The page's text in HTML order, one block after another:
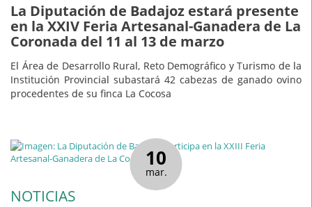
La Diputación de Badajoz estará presente
en la XXIV Feria Artesanal-Ganadera de La
Coronada del 11 al 13 de marzo
El Área de Desarrollo Rural, Reto Demográfico y Turismo de la
Institución Provincial subastará 42 cabezas de ganado ovino
procedentes de su finca La Cocosa
10
mar.
NOTICIAS